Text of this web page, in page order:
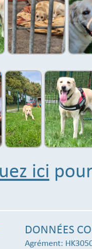
ici
DONNÉES
Agrément: